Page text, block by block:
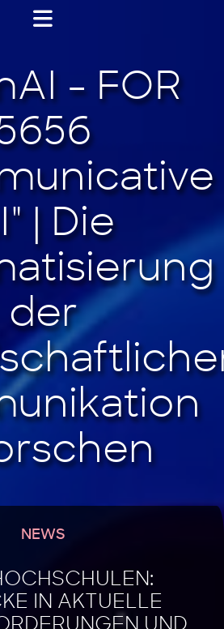
NEWS
IN AKTUELLE
UND